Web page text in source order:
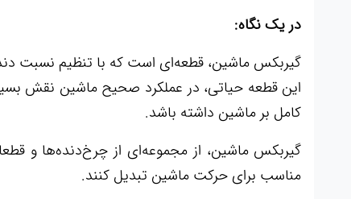
در یک نگاه:
گیربکس ماشین، قطعه‌ای است که با تنظیم نسبت
این قطعه حیاتی، در عملکرد صحیح ماشین نقش
کامل بر ماشین داشته باشد.
گیربکس ماشین، از مجموعه‌ای از چرخ‌دنده‌ها و
مناسب برای حرکت ماشین تبدیل کنند.